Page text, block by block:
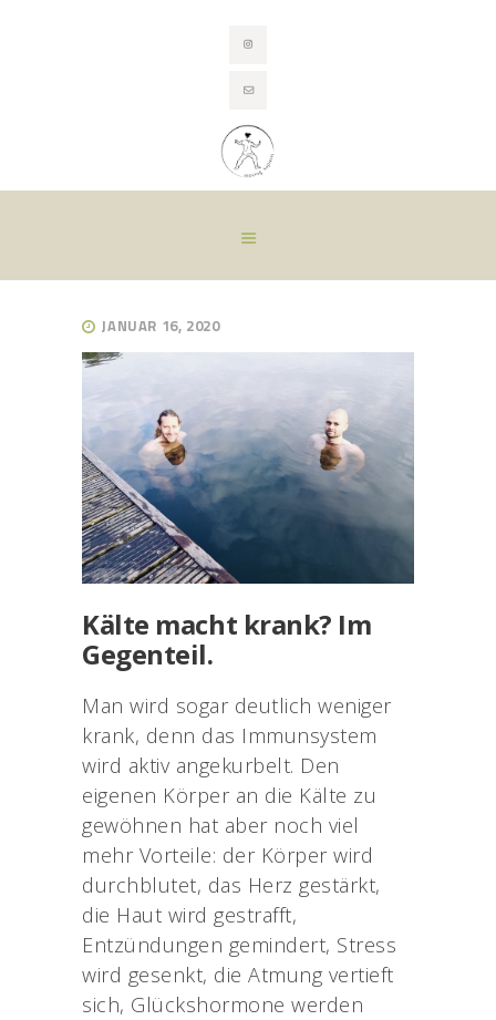
HEILUNG DURCH
BEWEGUNG
ÜBER MICH
JANUAR 16, 2020
Kälte macht krank? Im
Gegenteil.
Man wird sogar deutlich weniger
krank, denn das Immunsystem
wird aktiv angekurbelt. Den
eigenen Körper an die Kälte zu
gewöhnen hat aber noch viel
mehr Vorteile: der Körper wird
durchblutet, das Herz gestärkt,
die Haut wird gestrafft,
Entzündungen gemindert, Stress
wird gesenkt, die Atmung vertieft
sich, Glückshormone werden